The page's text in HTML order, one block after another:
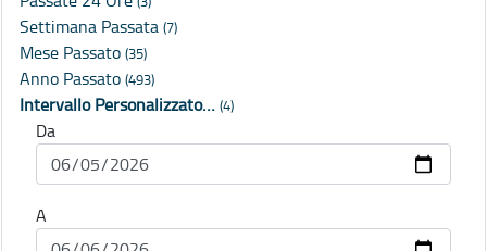
Settimana Passata (7)
Mese Passato (35)
Anno Passato (493)
Intervallo Personalizzato… (4)
Da
A